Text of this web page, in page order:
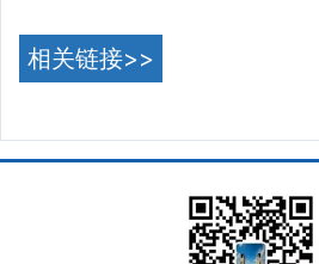
相关链接>>